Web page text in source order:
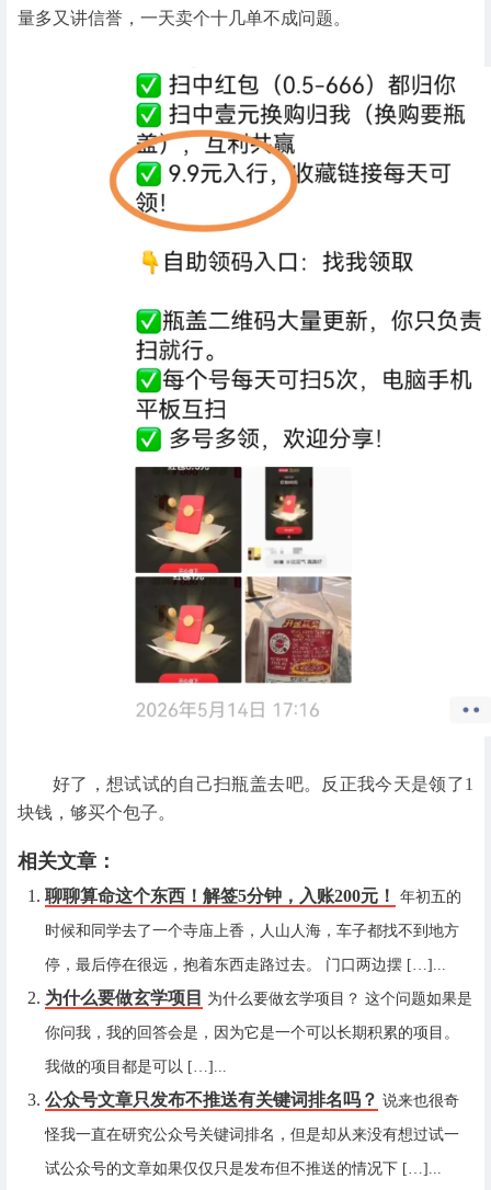
量多又讲信誉，一天卖个十几单不成问题。
好了，想试试的自己扫瓶盖去吧。反正我今天是领了1
块钱，够买个包子。
相关文章：
聊聊算命这个东西！解签5分钟，入账200元！ 年初五的
时候和同学去了一个寺庙上香，人山人海，车子都找不到地方
停，最后停在很远，抱着东西走路过去。 门口两边摆 […]...
为什么要做玄学项目 为什么要做玄学项目？ 这个问题如果是
你问我，我的回答会是，因为它是一个可以长期积累的项目。
我做的项目都是可以 […]...
公众号文章只发布不推送有关键词排名吗？ 说来也很奇
怪我一直在研究公众号关键词排名，但是却从来没有想过试一
试公众号的文章如果仅仅只是发布但不推送的情况下 […]...